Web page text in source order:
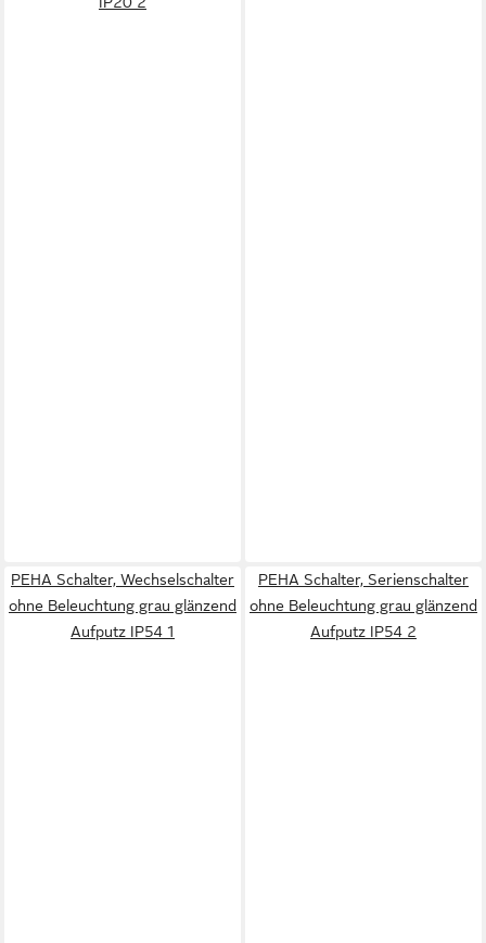
PEHA Schalter, Wechselschalter
ohne Beleuchtung grau glänzend
Aufputz IP54 1
PEHA Schalter, Serienschalter
ohne Beleuchtung grau glänzend
Aufputz IP54 2